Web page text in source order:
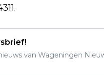
van Wageningen